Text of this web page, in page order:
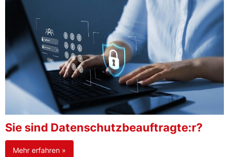
Sie sind Datenschutzbeauftragte:r?
Mehr erfahren »